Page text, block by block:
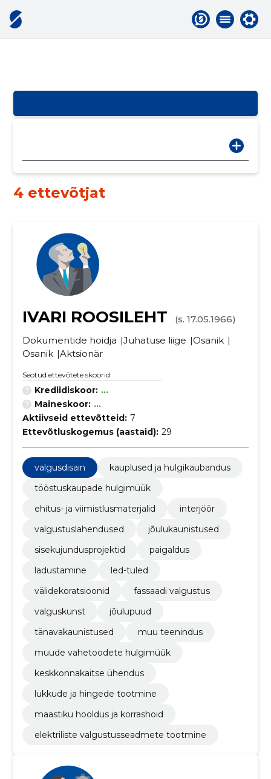
4 ettevõtjat
IVARI ROOSILEHT
(s. 17.05.1966)
Dokumentide hoidja
Juhatuse liige
Osanik
Osanik Aktsionär
Seotud ettevõtete skoorid
Krediidiskoor: ...
Maineskoor: ...
Aktiivseid ettevõtteid: 7
Ettevõtluskogemus (aastaid): 29
valgusdisain
kauplused ja hulgikaubandus
tööstuskaupade hulgimüük
ehitus- ja viimistlusmaterjalid
interjöör
valgustuslahendused
jõulukaunistused
sisekujundusprojektid
paigaldus
ladustamine
led-tuled
välidekoratsioonid
fassaadi valgustus
valguskunst
jõulupuud
tänavakaunistused
muu teenindus
muude vahetoodete hulgimüük
keskkonnakaitse ühendus
lukkude ja hingede tootmine
maastiku hooldus ja korrashoid
elektriliste valgustusseadmete tootmine